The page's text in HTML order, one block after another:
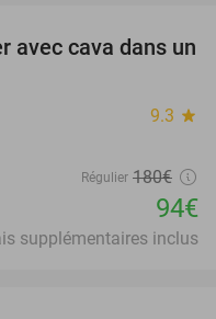
48%
avec cava dans un
9.3 star
Régulier 180€
94€
supplémentaires inclus